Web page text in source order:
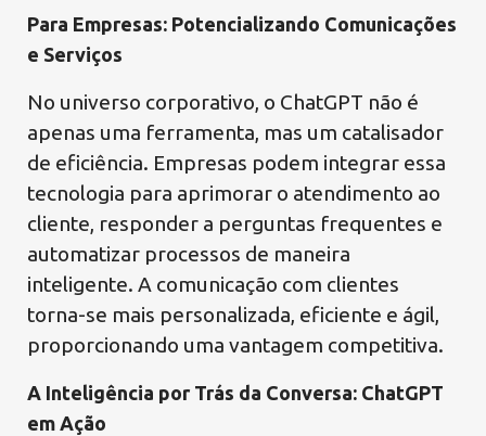
Para Empresas: Potencializando Comunicações
e Serviços
No universo corporativo, o ChatGPT não é
apenas uma ferramenta, mas um catalisador
de eficiência. Empresas podem integrar essa
tecnologia para aprimorar o atendimento ao
cliente, responder a perguntas frequentes e
automatizar processos de maneira
inteligente. A comunicação com clientes
torna-se mais personalizada, eficiente e ágil,
proporcionando uma vantagem competitiva.
A Inteligência por Trás da Conversa: ChatGPT
em Ação